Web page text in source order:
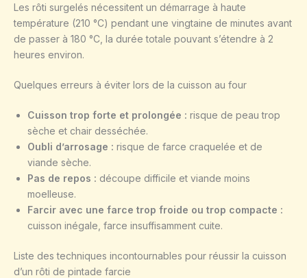
Les rôti surgelés nécessitent un démarrage à haute
température (210 °C) pendant une vingtaine de minutes avant
de passer à 180 °C, la durée totale pouvant s’étendre à 2
heures environ.
Quelques erreurs à éviter lors de la cuisson au four
Cuisson trop forte et prolongée : risque de peau trop
sèche et chair desséchée.
Oubli d’arrosage : risque de farce craquelée et de
viande sèche.
Pas de repos : découpe difficile et viande moins
moelleuse.
Farcir avec une farce trop froide ou trop compacte :
cuisson inégale, farce insuffisamment cuite.
Liste des techniques incontournables pour réussir la cuisson
d’un rôti de pintade farcie